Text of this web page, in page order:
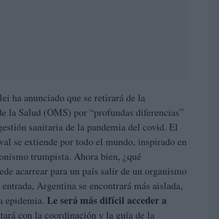
ha anunciado que se retirará de la
la Salud (OMS) por “profundas diferencias”
sanitaria de la pandemia del covid. El
se extiende por todo el mundo, inspirado en
trumpista. Ahora bien, ¿qué
acarrear para un país salir de un organismo
Argentina se encontrará más aislada,
epidemia. Le será más difícil acceder a
con la coordinación y la guía de la